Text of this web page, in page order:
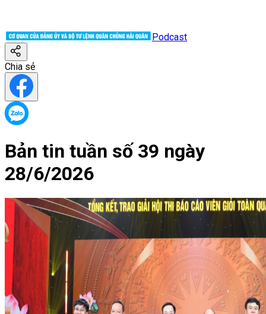
Podcast
Chia sẻ
Bản tin tuần số 39 ngày
28/6/2026